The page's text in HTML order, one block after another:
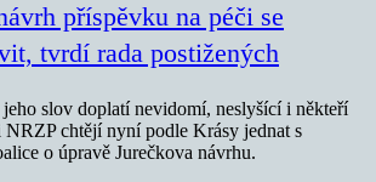
příspěvku na péči se
tvrdí rada postižených
slov doplatí nevidomí, neslyšící i někteří
NRZP chtějí nyní podle Krásy jednat s
o úpravě Jurečkova návrhu.